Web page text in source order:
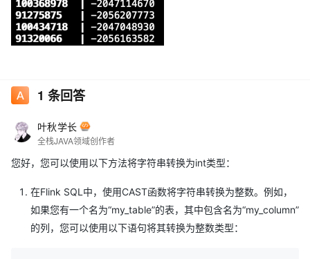
1 条回答
叶秋学长
全栈JAVA领域创作者
您好，您可以使用以下方法将字符串转换为int类型：
在Flink SQL中，使用CAST函数将字符串转换为整数。例如，
如果您有一个名为“my_table”的表，其中包含名为“my_column”
的列，您可以使用以下语句将其转换为整数类型：